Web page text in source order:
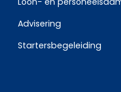
Advisering
Startersbegeleiding